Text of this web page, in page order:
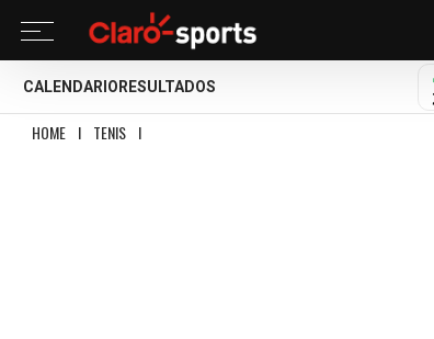
CALENDARIO RESULTADOS
HOME I TENIS I